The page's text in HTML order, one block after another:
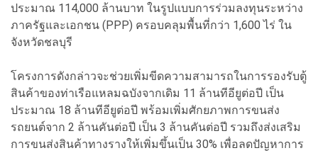
ประมาณ 114,000 ล้านบาท ในรูปแบบการร่วมลงทุนระหว่าง
ภาครัฐและเอกชน (PPP) ครอบคลุมพื้นที่กว่า 1,600 ไร่ ใน
จังหวัดชลบุรี
โครงการดังกล่าวจะช่วยเพิ่มขีดความสามารถในการรองรับตู้
สินค้าของท่าเรือแหลมฉบังจากเดิม 11 ล้านทีอียูต่อปี เป็น
ประมาณ 18 ล้านทีอียูต่อปี พร้อมเพิ่มศักยภาพการขนส่ง
รถยนต์จาก 2 ล้านคันต่อปี เป็น 3 ล้านคันต่อปี รวมถึงส่งเสริม
การขนส่งสินค้าทางรางให้เพิ่มขึ้นเป็น 30% เพื่อลดปัญหาการ